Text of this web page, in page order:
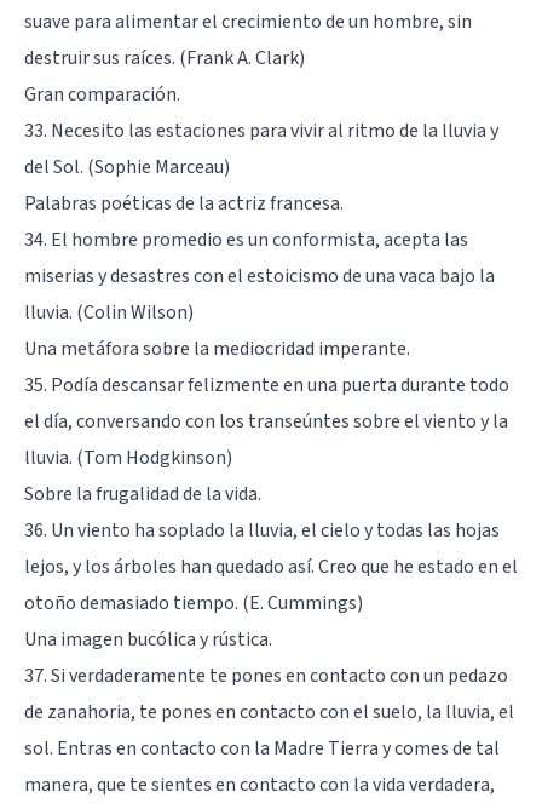
suave para alimentar el crecimiento de un hombre, sin
destruir sus raíces. (Frank A. Clark)
Gran comparación.
33. Necesito las estaciones para vivir al ritmo de la lluvia y
del Sol. (Sophie Marceau)
Palabras poéticas de la actriz francesa.
34. El hombre promedio es un conformista, acepta las
miserias y desastres con el estoicismo de una vaca bajo la
lluvia. (Colin Wilson)
Una metáfora sobre la mediocridad imperante.
35. Podía descansar felizmente en una puerta durante todo
el día, conversando con los transeúntes sobre el viento y la
lluvia. (Tom Hodgkinson)
Sobre la frugalidad de la vida.
36. Un viento ha soplado la lluvia, el cielo y todas las hojas
lejos, y los árboles han quedado así. Creo que he estado en el
otoño demasiado tiempo. (E. Cummings)
Una imagen bucólica y rústica.
37. Si verdaderamente te pones en contacto con un pedazo
de zanahoria, te pones en contacto con el suelo, la lluvia, el
sol. Entras en contacto con la Madre Tierra y comes de tal
manera, que te sientes en contacto con la vida verdadera,